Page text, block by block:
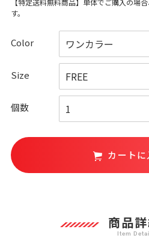
【特定送料無料商品】単体でご購入の場
す。
Color
Size
個数
カートに
商品